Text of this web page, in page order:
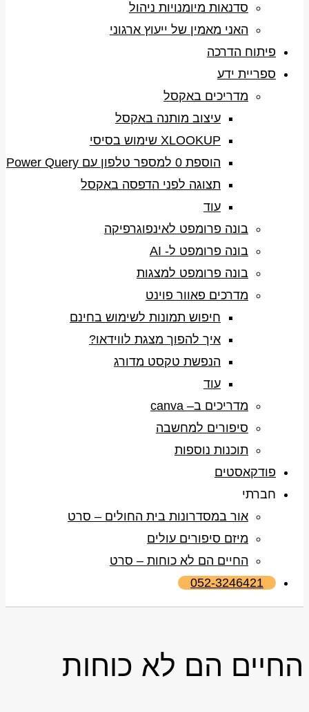
סדנאות מיומנויות ניהול
האני מאמין של ייעוץ ארגוני
פיתוח הדרכה
ספריית ידע
מדריכים באקסל
עיצוב מותנה באקסל
XLOOKUP שימוש בסיסי
הוספת 0 למספר טלפון עם Power Query
תצוגה לפני הדפסה באקסל
עוד
בונה פרומפט לאינפוגרפיקה
בונה פרומפט ל- AI
בונה פרומפט למצגות
מדרכים פאוור פוינט
חיפוש תמונות לשימוש בחינם
איך להפוך מצגת לווידאו?
הנפשת טקסט מדורג
עוד
מדריכים ב– canva
סיפורים למחשבה
תוכנות נוספות
פודקאסטים
חברתי
אור במסדרונות בית החולים – סרט
מיזם סיפורים עולים
החיים הם לא כוחות – סרט
052-3246421
החיים הם לא כוחות